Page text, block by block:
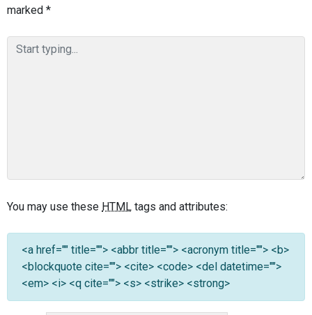
marked *
You may use these HTML tags and attributes:
<a href="" title=""> <abbr title=""> <acronym title=""> <b>
<blockquote cite=""> <cite> <code> <del datetime="">
<em> <i> <q cite=""> <s> <strike> <strong>